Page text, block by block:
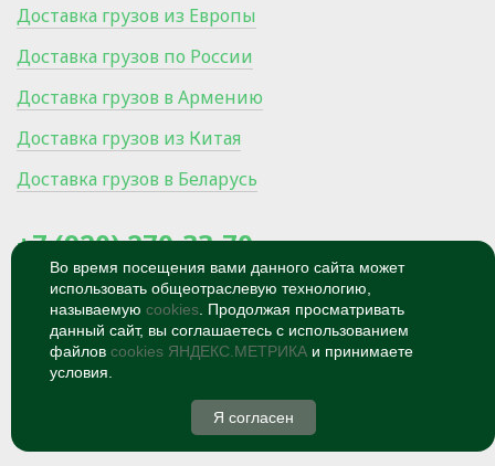
Доставка грузов из Европы
Доставка грузов по России
Доставка грузов в Армению
Доставка грузов из Китая
Доставка грузов в Беларусь
+7 (920) 270-33-70
300024, Россия, Тула, Ханинский
проезд, микрорайон Мясново, 27/1
© 2026Политика
конфиденциальности
Во время посещения вами данного сайта может
использовать общеотраслевую технологию,
называемую cookies . Продолжая просматривать
данный сайт, вы соглашаетесь с использованием
файлов cookies ЯНДЕКС.МЕТРИКА и принимаете
условия.
Я согласен